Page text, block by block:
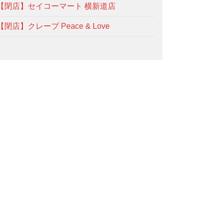
【閉店】セイコーマート 横新道店
【閉店】クレープ Peace & Love